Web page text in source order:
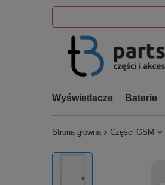
Wyświetlacze Baterie
Strona główna Części GSM